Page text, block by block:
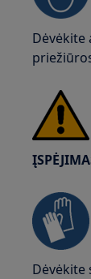
Dėvėkite